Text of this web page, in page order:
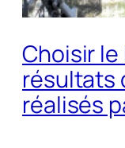
Choisir
résultats
réalisés